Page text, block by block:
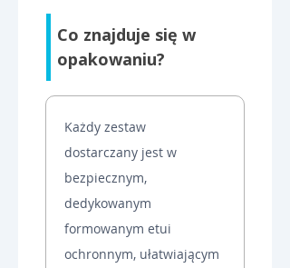
Co znajduje się w
opakowaniu?
Każdy zestaw
dostarczany jest w
bezpiecznym,
dedykowanym
formowanym etui
ochronnym, ułatwiającym